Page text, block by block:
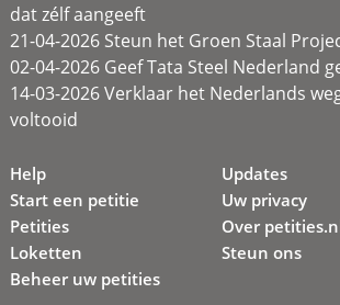
dat zélf aangeeft
21-04-2026 Steun het Groen Staal
02-04-2026 Geef Tata Steel Nederland
14-03-2026 Verklaar het Nederlands
voltooid
Help
Start een petitie
Petities
Loketten
Beheer uw petities
Updates
Uw privacy
Over
Steun ons